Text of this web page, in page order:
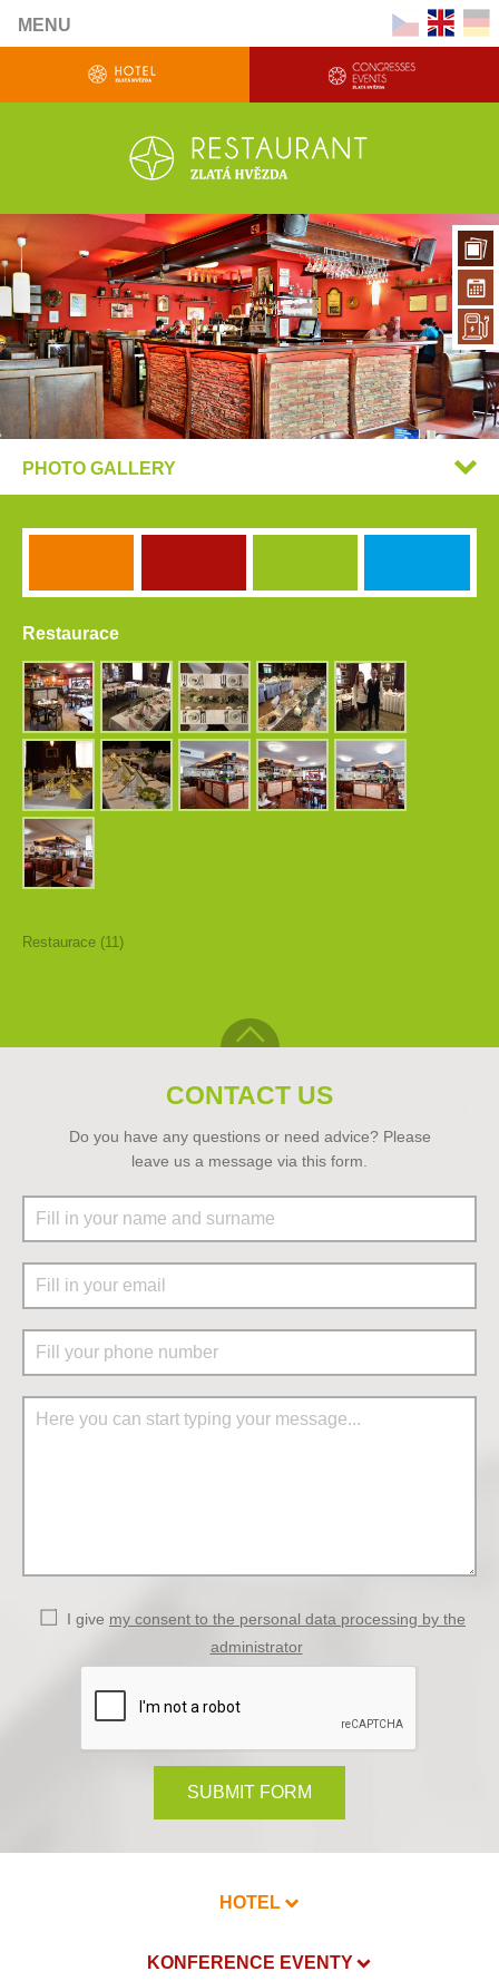
MENU
PHOTO GALLERY
Restaurace
Restaurace (11)
CONTACT US
Do you have any questions or need advice? Please
leave us a message via this form.
I give my consent to the personal data processing by the
administrator
SUBMIT FORM
HOTEL
KONFERENCE EVENTY